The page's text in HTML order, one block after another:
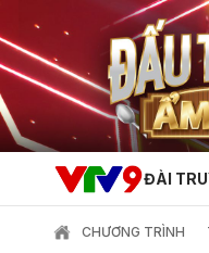
ĐÀI
CHƯƠNG TRÌNH